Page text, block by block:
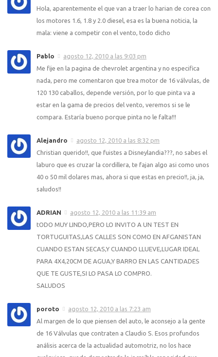
Hola, aparentemente el que van a traer lo harian de corea con
los motores 1.6, 1.8 y 2.0 diesel, esa es la buena noticia, la
mala: viene a competir con el vento, todo dicho
Pablo
agosto 12, 2010 a las 9:03 pm
Me fije en la pagina de chevrolet argentina y no especifica
nada, pero me comentaron que trea motor de 16 válvulas, de
120 130 caballos, depende versión, por lo que pinta va a
estar en la gama de precios del vento, veremos si se le
compara. Estaría bueno porque pinta no le falta!!!
Alejandro
agosto 12, 2010 a las 8:32 pm
Christian querido!!, que fuistes a Disneylandia???, no sabes el
laburo que es cruzar la cordillera, te fajan algo asi como unos
40 o 50 mil dolares mas, ahora si que estas en precio!!, ja, ja,
saludos!!
ADRIAN
agosto 12, 2010 a las 11:39 am
tODO MUY LINDO,PERO LO INVITO A UN TEST EN
TORTUGUITAS,LAS CALLES SON COMO EN AFGANISTAN
CUANDO ESTAN SECAS,Y CUANDO LLUEVE,LUGAR IDEAL
PARA 4X4,20CM DE AGUA,Y BARRO EN LAS CANTIDADES
QUE TE GUSTE,SI LO PASA LO COMPRO.
SALUDOS
poroto
agosto 12, 2010 a las 7:23 am
Al margen de lo que piensen del auto, le aconsejo a la gente
de 16 Válvulas que contraten a Claudio S. Esos profundos
análisis acerca de la actualidad automotriz, no los hace